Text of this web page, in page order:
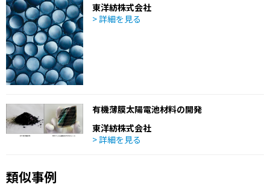
東洋紡株式会社
> 詳細を見る
有機薄膜太陽電池材料の開発
東洋紡株式会社
> 詳細を見る
類似事例